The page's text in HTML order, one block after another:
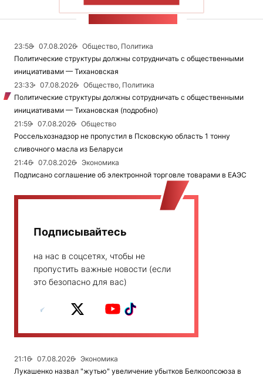
23:58 07.08.2026
Общество, Политика
Политические структуры должны сотрудничать с общественными
инициативами — Тихановская
23:33
07.08.2026
Общество, Политика
Политические структуры должны сотрудничать с общественными
инициативами — Тихановская (подробно)
21:59
07.08.2026
Общество
Россельхознадзор не пропустил в Псковскую область 1 тонну
сливочного масла из Беларуси
21:46
07.08.2026
Экономика
Подписано соглашение об электронной торговле товарами в ЕАЭС
Подписывайтесь
на нас в соцсетях, чтобы не
пропустить важные новости (если
это безопасно для вас)
21:16 07.08.2026
Экономика
Лукашенко назвал "жутью" увеличение убытков Белкоопсоюза в